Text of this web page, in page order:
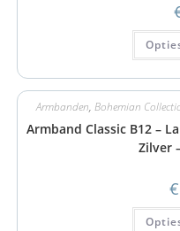
Armbanden, Bohemian
Armband Classic B12 –
Zilver
€